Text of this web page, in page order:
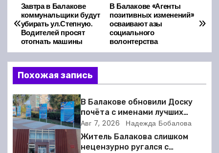
Н
а
в
и
г
а
ц
В Балакове «Агенты
позитивных изменений»
осваивают азы
социального
волонтерства
Завтра в Балакове
коммунальщики будут
убирать ул.Степную.
Водителей просят
отогнать машины
Похожая запись
В Балакове обновили Доску
почёта с именами лучших
спортсменов. Фото
Авг 7, 2026 Надежда Бобалова
Житель Балакова слишком
нецензурно ругался с